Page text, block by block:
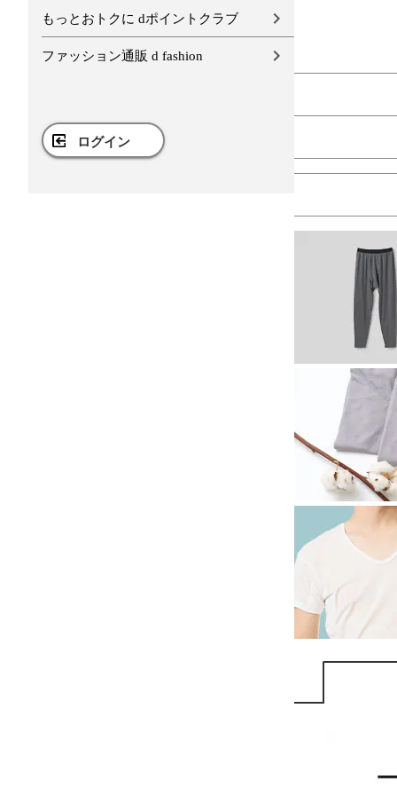
もっとおトクに dポイントクラブ
ファッション通販 d fashion
ログイン